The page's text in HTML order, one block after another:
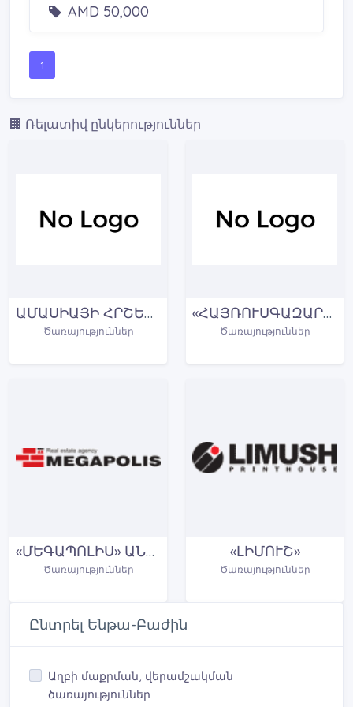
AMD 50,000
1
🏢 Ռելատիվ ընկերություններ
ԱՄԱՍԻԱՅԻ ՀՐՇԵՋ-ՓՐԿԱՐԱՐԱԿԱՆ ՋՈԿԱՏ
Ծառայություններ
«ՀԱՅՌՈՒՍԳԱԶԱՐԴԻ» ՄԱՐՏՈՒՆՈՒ ԳԱԶԻՖԻԿԱՑՄԱՆ ԵՎ ԳԱԶԱՄԱՏԱԿԱՐԱՐՄԱՆ ՄԱՍՆԱՃՅՈՒՂ
Ծառայություններ
«ՄԵԳԱՊՈԼԻՍ» ԱՆՇԱՐԺ ԳՈՒՅՔԻ ԵՎ ԳՈՐԾՈՂ ԲԻԶՆԵՍԻ ԳՈՐԾԱԿԱԼՈՒԹՅՈՒՆ
Ծառայություններ
«ԼԻՄՈՒՇ»
Ծառայություններ
Ընտրել Ենթա-Բաժին
Աղբի մաքրման, վերամշակման
ծառայություններ